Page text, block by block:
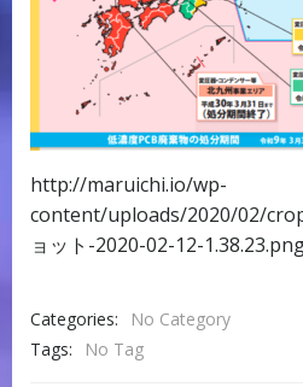
http://maruichi.io/wp-
content/uploads/2020/02/
ョット-2020-02-12-
Categories:
No Category
Tags:
No Tag